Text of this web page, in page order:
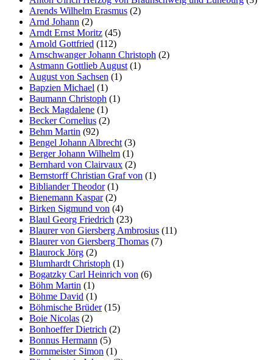
Arends Wilhelm Erasmus (2)
Arnd Johann (2)
Arndt Ernst Moritz (45)
Arnold Gottfried (112)
Arnschwanger Johann Christoph (2)
Astmann Gottlieb August (1)
August von Sachsen (1)
Bapzien Michael (1)
Baumann Christoph (1)
Beck Magdalene (1)
Becker Cornelius (2)
Behm Martin (92)
Bengel Johann Albrecht (3)
Berger Johann Wilhelm (1)
Bernhard von Clairvaux (2)
Bernstorff Christian Graf von (1)
Bibliander Theodor(1)
Bienemann Kaspar(2)
Birken Sigmund von (4)
Blaul Georg Friedrich (23)
Blaurer von Giersberg Ambrosius (11)
Blaurer von Giersberg Thomas (7)
Blaurock Jörg (2)
Blumhardt Christoph (1)
Bogatzky Carl Heinrich von (6)
Böhm Martin (1)
Böhme David (1)
Böhmische Brüder(15)
Boie Nicolas (2)
Bonhoeffer Dietrich (2)
Bonnus Hermann (5)
Bornmeister Simon (1)
Inhalte und
Angebote zu sehen.